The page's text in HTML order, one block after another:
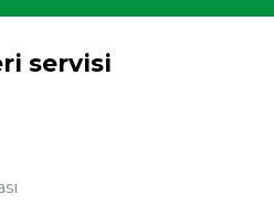
servisi